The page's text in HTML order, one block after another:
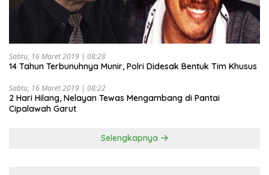
Sabtu, 16 Maret 2019 | 08:28
14 Tahun Terbunuhnya Munir, Polri Didesak Bentuk Tim Khusus
Sabtu, 16 Maret 2019 | 08:22
2 Hari Hilang, Nelayan Tewas Mengambang di Pantai
Cipalawah Garut
Selengkapnya